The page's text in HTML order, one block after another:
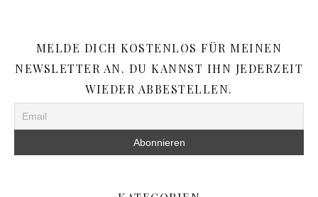
MELDE DICH KOSTENLOS FÜR MEINEN
NEWSLETTER AN. DU KANNST IHN JEDERZEIT
WIEDER ABBESTELLEN.